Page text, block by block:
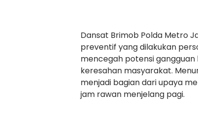
Dansat Brimob Polda Metro
preventif yang dilakukan
mencegah potensi
keresahan masyarakat.
menjadi bagian dari upaya
jam rawan menjelang pagi.